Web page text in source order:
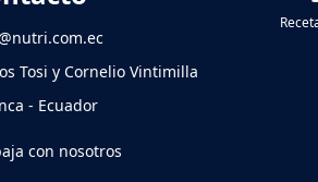
Tosi y Cornelio Vintimilla
- Ecuador
con nosotros